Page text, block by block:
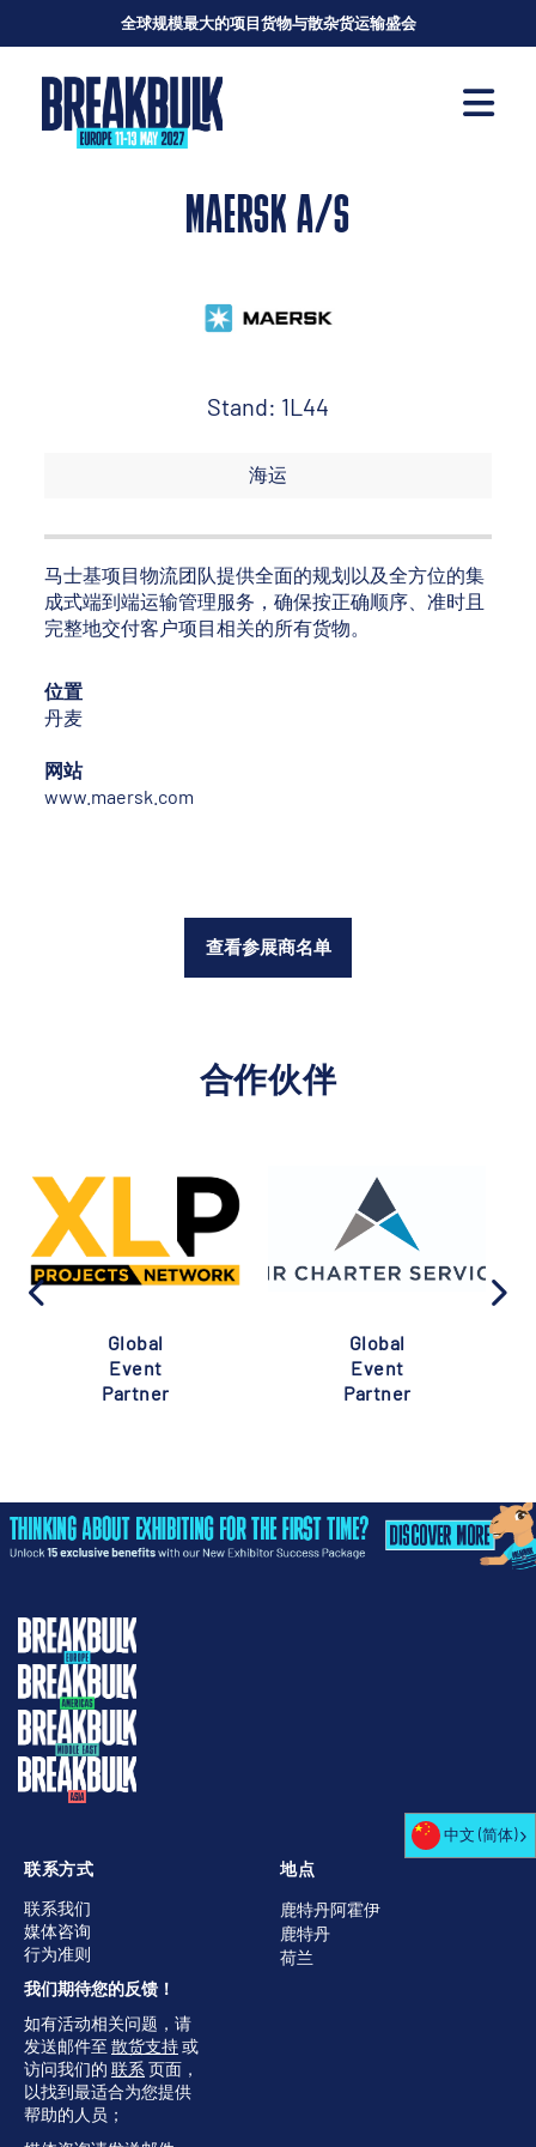
全球规模最大的项目货物与散杂货运输盛会
MAERSK A/S
Stand: 1L44
海运
马士基项目物流团队提供全面的规划以及全方位的集
成式端到端运输管理服务，确保按正确顺序、准时且
完整地交付客户项目相关的所有货物。
位置
丹麦
网站
www.maersk.com
查看参展商名单
合作伙伴
Global
Event
Partner
Global
Event
Partner
地点
鹿特丹阿霍伊
鹿特丹
荷兰
联系方式
联系我们
媒体咨询
行为准则
我们期待您的反馈！
如有活动相关问题，请
发送邮件至 散货支持或
访问我们的 联系 页面，
以找到最适合为您提供
帮助的人员；
中文 (简体)